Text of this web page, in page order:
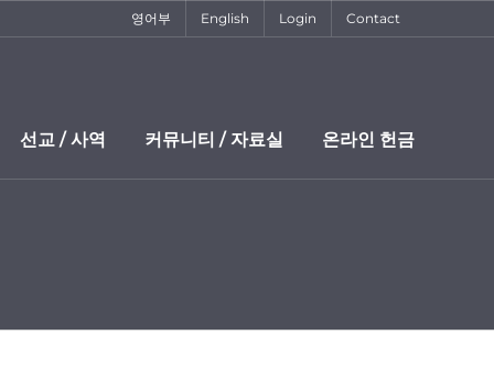
영어부 English Login Contact
선교 / 사역 커뮤니티 / 자료실 온라인 헌금